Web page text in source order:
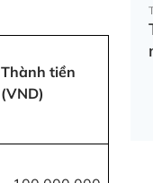
Thành tiền
(VND)